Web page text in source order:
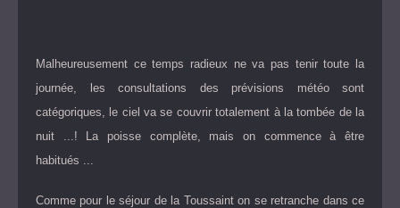
Malheureusement ce temps radieux ne va pas tenir toute la
journée, les consultations des prévisions météo sont
catégoriques, le ciel va se couvrir totalement à la tombée de la
nuit ...! La poisse complète, mais on commence à être
habitués ...
Comme pour le séjour de la Toussaint on se retranche dans ce